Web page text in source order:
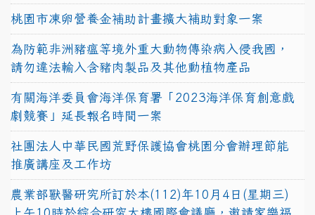
桃園市凍卵營養金補助計畫擴大補助對象一案
為防範非洲豬瘟等境外重大動物傳染病入侵我國，
請勿違法輸入含豬肉製品及其他動植物產品
有關海洋委員會海洋保育署「2023海洋保育創意戲
劇競賽」延長報名時間一案
社團法人中華民國荒野保護協會桃園分會辦理節能
推廣講座及工作坊
農業部獸醫研究所訂於本(112)年10月4日(星期三)
上午10時於綜合研究大樓國際會議廳，邀請家樂福